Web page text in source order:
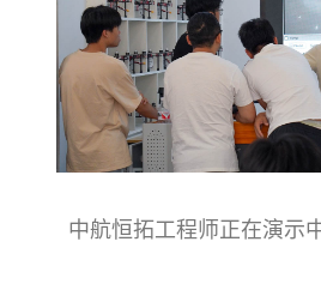
中航恒拓工程师正在演示